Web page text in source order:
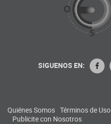
SIGUENOS EN:
Quiénes Somos Términos de Uso
Publicite con Nosotros